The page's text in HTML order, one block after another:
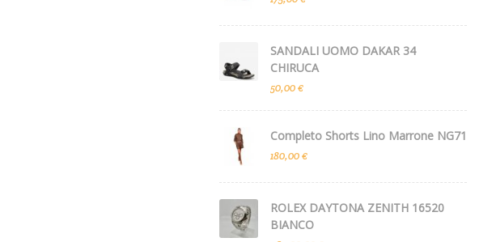
SANDALI UOMO DAKAR 34
CHIRUCA
50,00 €
Completo Shorts Lino Marrone NG71
180,00 €
ROLEX DAYTONA ZENITH 16520
BIANCO